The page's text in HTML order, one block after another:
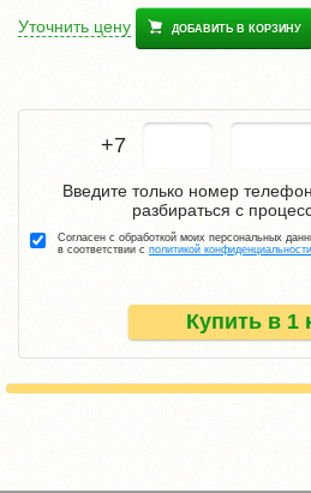
Уточнить цену ДОБАВИТЬ В КОРЗИНУ
+7
Купить в 1
Введите только номер
разбираться с
Согласен с обработкой моих персональных
в соответствии с политикой конфиденциальности